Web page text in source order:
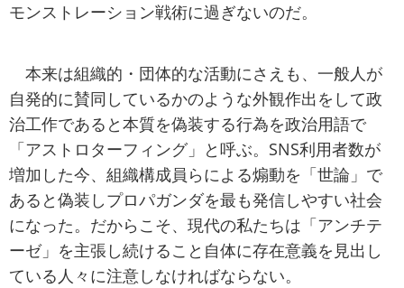
モンストレーション戦術に過ぎないのだ。
本来は組織的・団体的な活動にさえも、一般人が
自発的に賛同しているかのような外観作出をして政
治工作であると本質を偽装する行為を政治用語で
「アストロターフィング」と呼ぶ。SNS利用者数が
増加した今、組織構成員らによる煽動を「世論」で
あると偽装しプロパガンダを最も発信しやすい社会
になった。だからこそ、現代の私たちは「アンチテ
ーゼ」を主張し続けること自体に存在意義を見出し
ている人々に注意しなければならない。